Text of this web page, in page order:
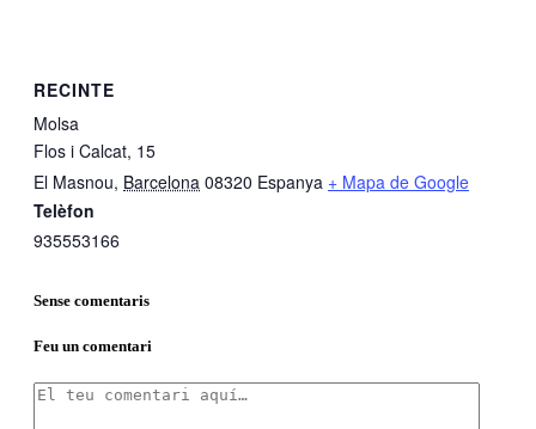
RECINTE
Molsa
Flos i Calcat, 15
El Masnou, Barcelona 08320 Espanya + Mapa de Google
Telèfon
935553166
Sense comentaris
Feu un comentari